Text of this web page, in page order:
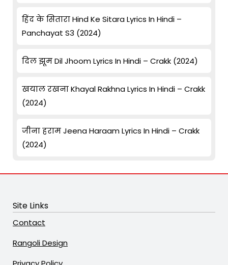
हिंद के सितारा Hind Ke Sitara Lyrics In Hindi –
Panchayat S3 (2024)
दिल झूम Dil Jhoom Lyrics In Hindi – Crakk (2024)
खयाल रखना Khayal Rakhna Lyrics In Hindi – Crakk
(2024)
जीना हराम Jeena Haraam Lyrics In Hindi – Crakk
(2024)
Site Links
Contact
Rangoli Design